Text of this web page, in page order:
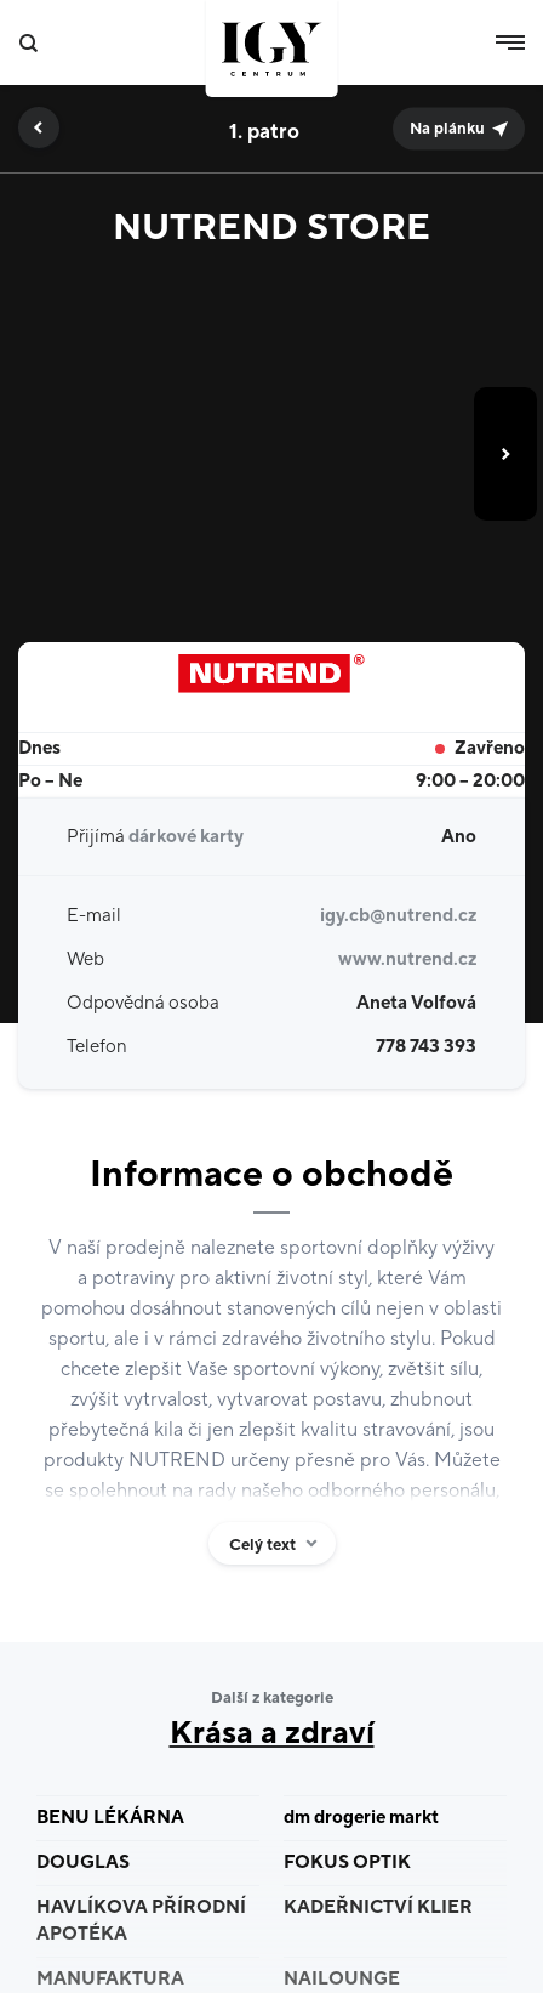
NUTREND STORE
1. Na plánku
Dnes
Zavřeno
Po – Ne
9:00 – 20:00
Přijímá dárkové karty Ano
E-mail
igy.cb@nutrend.cz
Web
www.nutrend.cz
Odpovědná osoba
Aneta Volfová
Telefon
778 743 393
Informace o obchodě
V naší prodejně naleznete sportovní doplňky výživy
a potraviny pro aktivní životní styl, které Vám
pomohou dosáhnout stanovených cílů nejen v oblasti
sportu, ale i v rámci zdravého životního stylu. Pokud
chcete zlepšit Vaše sportovní výkony, zvětšit sílu,
zvýšit vytrvalost, vytvarovat postavu, zhubnout
přebytečná kila či jen zlepšit kvalitu stravování, jsou
produkty NUTREND určeny přesně pro Vás. Můžete
se spolehnout na rady našeho odborného personálu,
doplňků přesně dle Vašich potřeb a cílů.
certifikátů zaručujících špičkovou kvalitu produktů.
nejúspěšnější sportovci současnosti.
Celý text
Další z kategorie
Krása a zdraví
BENU LÉKÁRNA
dm drogerie markt
DOUGLAS
FOKUS OPTIK
HAVLÍKOVA PŘÍRODNÍ
APOTÉKA
KADEŘNICTVÍ KLIER
MANUFAKTURA
NAILOUNGE